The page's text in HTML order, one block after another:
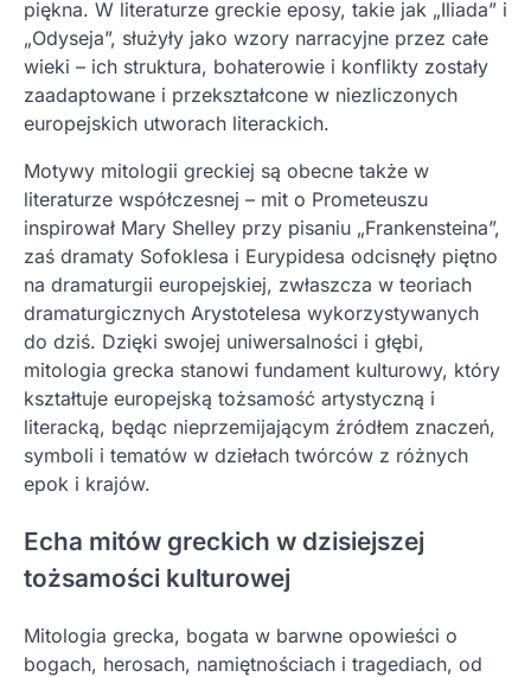
piękna. W literaturze greckie eposy, takie jak „Iliada” i
„Odyseja”, służyły jako wzory narracyjne przez całe
wieki – ich struktura, bohaterowie i konflikty zostały
zaadaptowane i przekształcone w niezliczonych
europejskich utworach literackich.
Motywy mitologii greckiej są obecne także w
literaturze współczesnej – mit o Prometeuszu
inspirował Mary Shelley przy pisaniu „Frankensteina”,
zaś dramaty Sofoklesa i Eurypidesa odcisnęły piętno
na dramaturgii europejskiej, zwłaszcza w teoriach
dramaturgicznych Arystotelesa wykorzystywanych
do dziś. Dzięki swojej uniwersalności i głębi,
mitologia grecka stanowi fundament kulturowy, który
kształtuje europejską tożsamość artystyczną i
literacką, będąc nieprzemijającym źródłem znaczeń,
symboli i tematów w dziełach twórców z różnych
epok i krajów.
Echa mitów greckich w dzisiejszej
tożsamości kulturowej
Mitologia grecka, bogata w barwne opowieści o
bogach, herosach, namiętnościach i tragediach, od